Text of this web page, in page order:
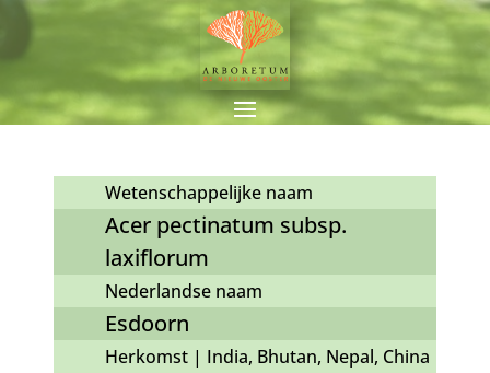
Wetenschappelijke naam
Acer pectinatum subsp.
laxiflorum
Nederlandse naam
Esdoorn
Herkomst | India, Bhutan, Nepal, China